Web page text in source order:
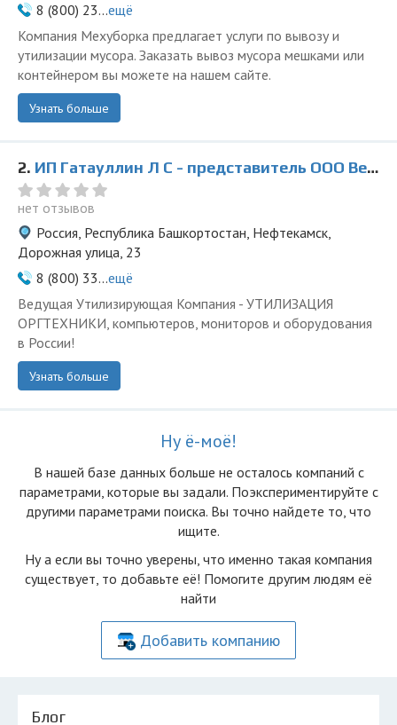
8 (800) 23...ещё
Компания Мехуборка предлагает услуги по вывозу и
утилизации мусора. Заказать вывоз мусора мешками или
контейнером вы можете на нашем сайте.
Узнать больше
2. ИП Гатауллин Л С - представитель ООО Ведущая Утилизирующая Компания
нет отзывов
Россия, Республика Башкортостан, Нефтекамск,
Дорожная улица, 23
8 (800) 33...ещё
Ведущая Утилизирующая Компания - УТИЛИЗАЦИЯ
ОРГТЕХНИКИ, компьютеров, мониторов и оборудования
в России!
Узнать больше
Ну ё-моё!
В нашей базе данных больше не осталоcь компаний с
параметрами, которые вы задали. Поэкспериментируйте с
другими параметрами поиска. Вы точно найдете то, что
ищите.
Ну а если вы точно уверены, что именно такая компания
существует, то добавьте её! Помогите другим людям её
найти
Добавить компанию
Блог